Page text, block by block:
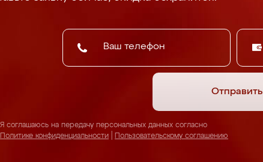
Отправить
Я соглашаюсь на передачу персональных данных согласно
Политике конфиденциальности
Пользовательскому соглашению